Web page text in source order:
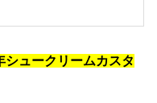
シュークリームカスタ